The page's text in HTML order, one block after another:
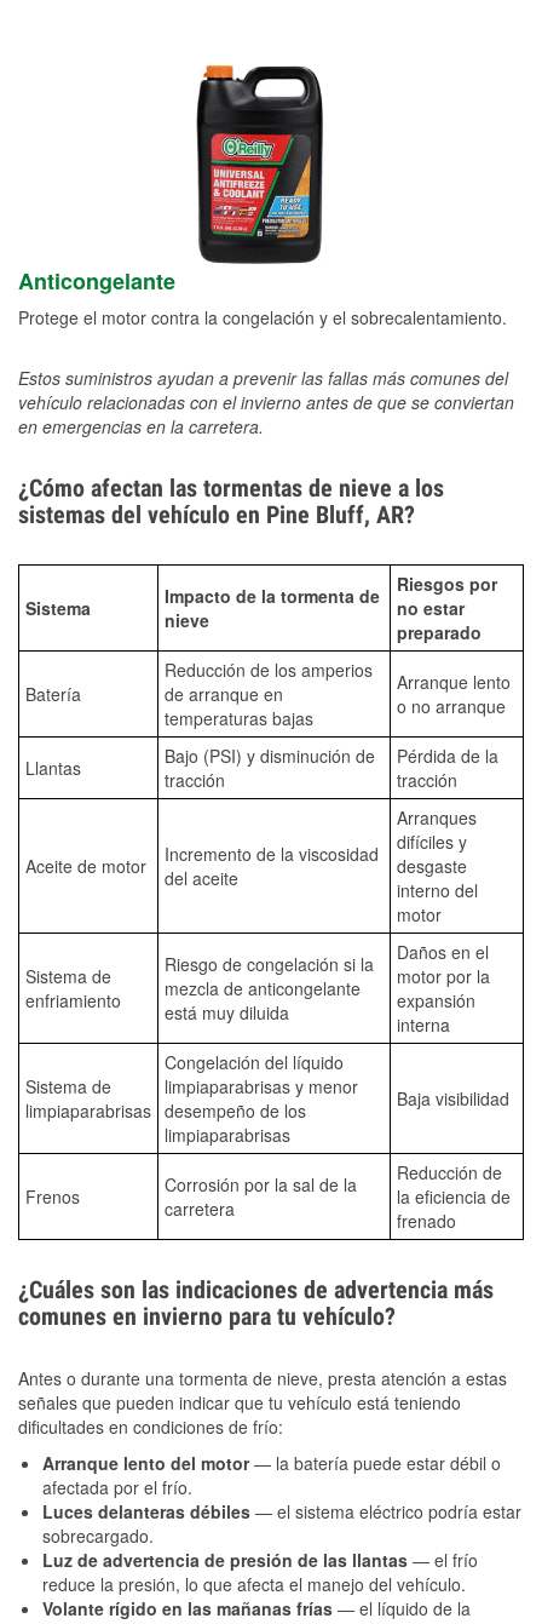
Anticongelante
Protege el motor contra la congelación y el sobrecalentamiento.
Estos suministros ayudan a prevenir las fallas más comunes del
vehículo relacionadas con el invierno antes de que se conviertan
en emergencias en la carretera.
¿Cómo afectan las tormentas de nieve a los
sistemas del vehículo en Pine Bluff, AR?
Sistema
Impacto de la tormenta de
nieve
Riesgos por
no estar
preparado
Batería
Reducción de los amperios
de arranque en
temperaturas bajas
Arranque lento
o no arranque
Llantas
Bajo (PSI) y disminución de
tracción
Pérdida de la
tracción
Aceite de motor
Incremento de la viscosidad
del aceite
Arranques
difíciles y
desgaste
interno del
motor
Sistema de
enfriamiento
Riesgo de congelación si la
mezcla de anticongelante
está muy diluida
Daños en el
motor por la
expansión
interna
Sistema de
limpiaparabrisas
Congelación del líquido
limpiaparabrisas y menor
desempeño de los
limpiaparabrisas
Baja visibilidad
Frenos
Corrosión por la sal de la
carretera
Reducción de
la eficiencia de
frenado
¿Cuáles son las indicaciones de advertencia más
comunes en invierno para tu vehículo?
Antes o durante una tormenta de nieve, presta atención a estas
señales que pueden indicar que tu vehículo está teniendo
dificultades en condiciones de frío:
Arranque lento del motor— la batería puede estar débil o
afectada por el frío.
Luces delanteras débiles — el sistema eléctrico podría estar
sobrecargado.
Luz de advertencia de presión de las llantas — el frío
reduce la presión, lo que afecta el manejo del vehículo.
Volante rígido en las mañanas frías — el líquido de la